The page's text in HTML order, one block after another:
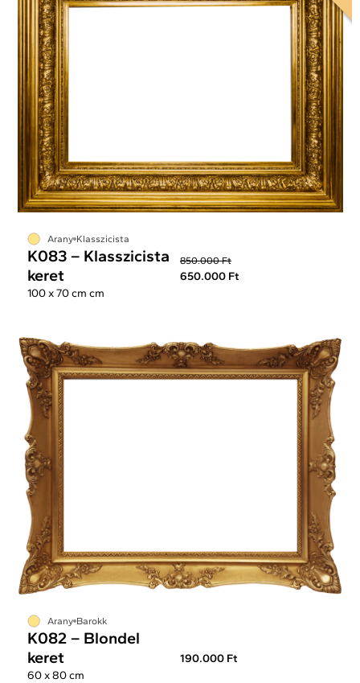
Arany Klasszicista
K083 – Klasszicista
keret
850.000 Ft
650.000 Ft
100 x 70 cm cm
Arany Barokk
K082 – Blondel
keret
190.000 Ft
60 x 80 cm